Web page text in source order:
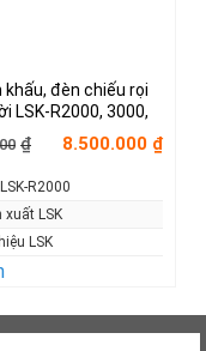
khấu, đèn chiếu rọi
LSK-R2000, 3000,
7000
₫
là:
14.200.000₫.
8.500.000 ₫
tại
là:
8.500.000₫.
R2000
xuất LSK
LSK